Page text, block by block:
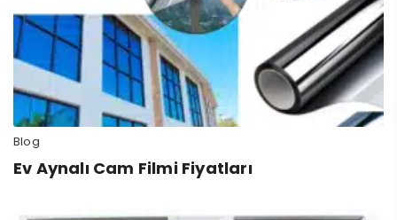
Blog
Ev Aynalı Cam Filmi Fiyatları